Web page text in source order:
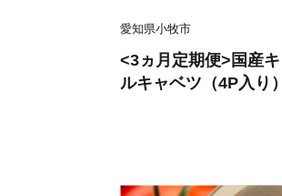
愛知県小牧市
<3ヵ月定期便>国産
ルキャベツ（4P入り）